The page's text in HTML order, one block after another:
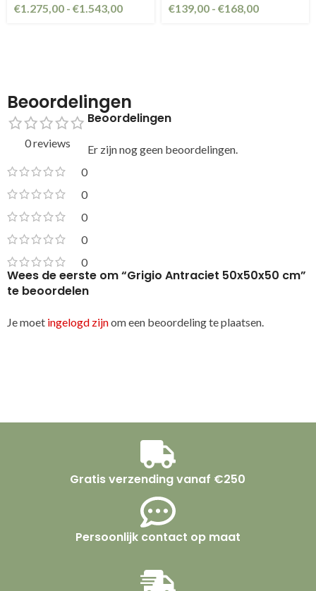
€1.275,00 - €1.543,00 €139,00 - €168,00
Beoordelingen
0 reviews
0
0
0
0
0
Beoordelingen
Er zijn nog geen beoordelingen.
Wees de eerste om “Grigio Antraciet 50x50x50 cm”
te beoordelen
Je moet ingelogd zijnom een beoordeling te plaatsen.
Gratis verzending vanaf €250
Persoonlijk contact op maat